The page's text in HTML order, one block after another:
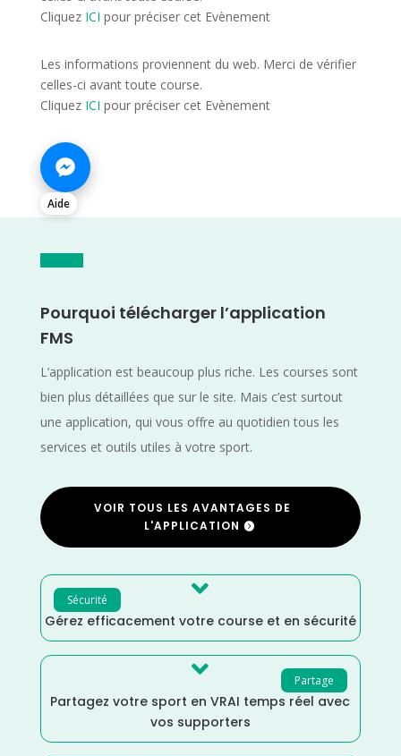
Cliquez ICI pour préciser cet Evènement
Les informations proviennent du web. Merci de vérifier
celles-ci avant toute course.
Cliquez ICI pour préciser cet Evènement
Aide
Pourquoi télécharger l’application
FMS
L’application est beaucoup plus riche. Les courses sont
bien plus détaillées que sur le site. Mais c’est surtout
une application, qui vous offre au quotidien tous les
services et outils utiles à votre sport.
VOIR TOUS LES AVANTAGES DE
L'APPLICATION
Sécurité 
Gérez efficacement votre course et en sécurité
Partage

Partagez votre sport en VRAI temps réel avec
vos supporters